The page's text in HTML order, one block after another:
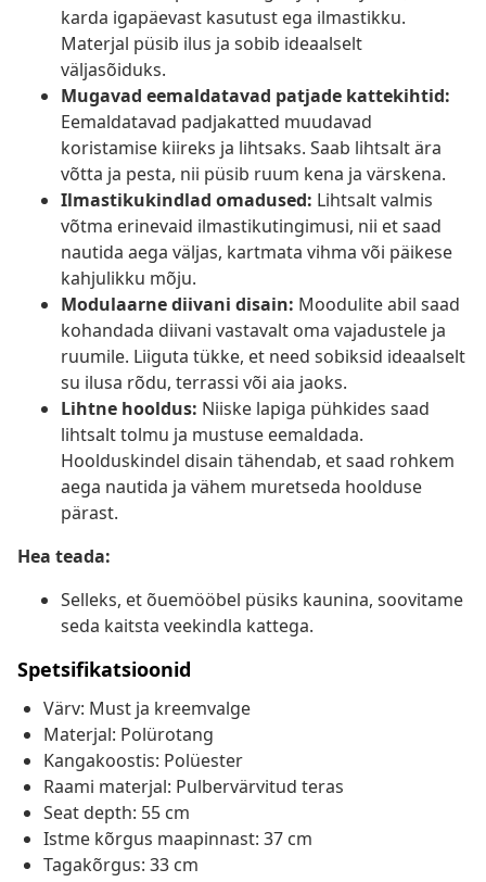
karda igapäevast kasutust ega ilmastikku.
Materjal püsib ilus ja sobib ideaalselt
väljasõiduks.
Mugavad eemaldatavad patjade kattekihtid:
Eemaldatavad padjakatted muudavad
koristamise kiireks ja lihtsaks. Saab lihtsalt ära
võtta ja pesta, nii püsib ruum kena ja värskena.
Ilmastikukindlad omadused: Lihtsalt valmis
võtma erinevaid ilmastikutingimusi, nii et saad
nautida aega väljas, kartmata vihma või päikese
kahjulikku mõju.
Modulaarne diivani disain: Moodulite abil saad
kohandada diivani vastavalt oma vajadustele ja
ruumile. Liiguta tükke, et need sobiksid ideaalselt
su ilusa rõdu, terrassi või aia jaoks.
Lihtne hooldus: Niiske lapiga pühkides saad
lihtsalt tolmu ja mustuse eemaldada.
Hoolduskindel disain tähendab, et saad rohkem
aega nautida ja vähem muretseda hoolduse
pärast.
Hea teada:
Selleks, et õuemööbel püsiks kaunina, soovitame
seda kaitsta veekindla kattega.
Spetsifikatsioonid
Värv: Must ja kreemvalge
Materjal: Polürotang
Kangakoostis: Polüester
Raami materjal: Pulbervärvitud teras
Seat depth: 55 cm
Istme kõrgus maapinnast: 37 cm
Tagakõrgus: 33 cm